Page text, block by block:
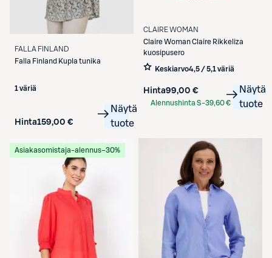
FALLA FINLAND
Falla Finland Kupla tunika
1 väriä
Hinta159,00 €
Näytä
tuote
CLAIRE WOMAN
Claire WomanClaire Rikkeliza
kuosipusero
Keskiarvo4,5 / 5,1 väriä
Hinta99,00 €
Alennushinta S-39,60 €
Näytä
tuote
Asiakasomistaja-alennus−30%